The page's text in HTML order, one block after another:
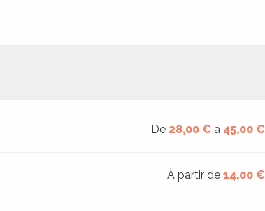
De 28,00 € à 45,00 €
À partir de14,00 €